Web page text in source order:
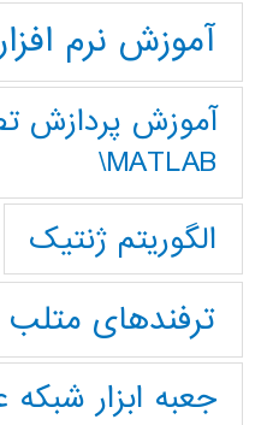
آموزش نرم
آموزش پردازش
MATLAB\
الگوریتم ژنتیک
ترفندهای متلب
جعبه ابزار